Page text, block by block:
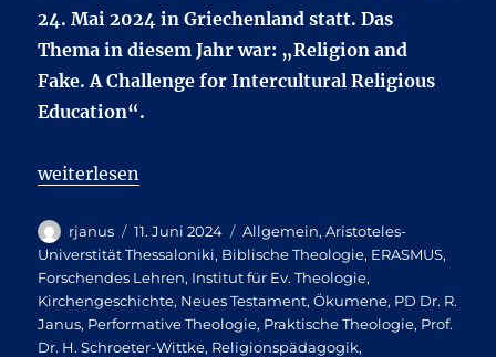
24. Mai 2024 in Griechenland statt. Das
Thema in diesem Jahr war: „Religion and
Fake. A Challenge for Intercultural Religious
Education“.
„Religion and Fake: International Conference in
weiterlesen
Autor
rjanus
Veröffentlicht
am
11. Juni 2024 Kategorien
Allgemein,Aristoteles-
Universtität Thessaloniki, Biblische Theologie, ERASMUS,
Forschendes Lehren, Institut für Ev. Theologie,
Kirchengeschichte, Neues Testament,Ökumene, PD Dr. R.
Janus, Performative Theologie, Praktische Theologie, Prof.
Dr. H. Schroeter-Wittke, Religionspädagogik,